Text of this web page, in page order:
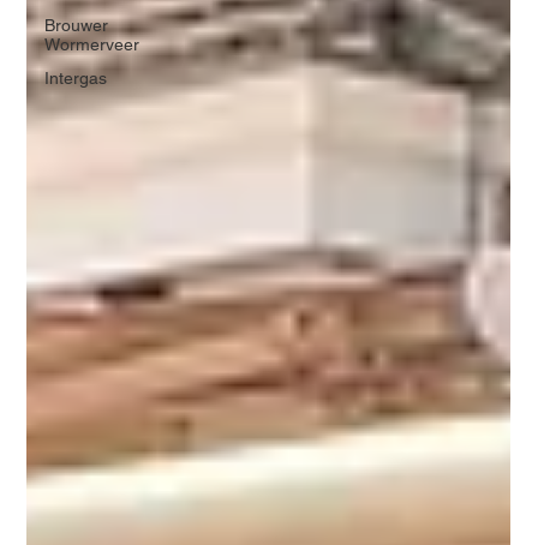
Brouwer
Wormerveer
Intergas